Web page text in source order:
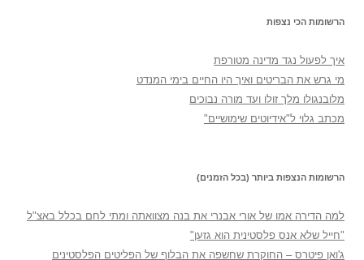
הרשומות הכי נצפות
איך לפעול נגד מדינה מטורפת
מי גרש את הבריטים ואיך היו החיים בימי המנדט
מלובנגולו מלך זולו ועד מורה נבוכים
מכתב גלוי ל"אידיוטים שימושיים"
הרשומות הנצפות ביותר (בכל הזמנים)
למה הדירה אמו של אורי אבנרי את בנה מצוואתה ומתי לחם בכלל באצ"ל
"חייל שלא אנס פלסטינית הוא גזען"
ג'ואן פיטרס – החוקרת שחשפה את הבלוף של הפליטים הפלסטינים